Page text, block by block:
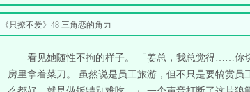
《只撩不爱》48 三角恋的角力
看见她随性不拘的样子。 「姜总，我总觉得……你
房里拿着菜刀。 虽然说是员工旅游，但不只是要犒赏